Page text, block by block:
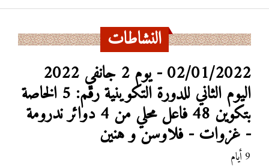
النشاطات
02/01/2022 - يوم 2 جانفي 2022
اليوم الثاني للدورة التكوينية رقم: 5 الخاصة
بتكوين 48 فاعل محلي من 4 دوائر ندرومة
- غزوات - فلاوسن و هنين
9 أيام